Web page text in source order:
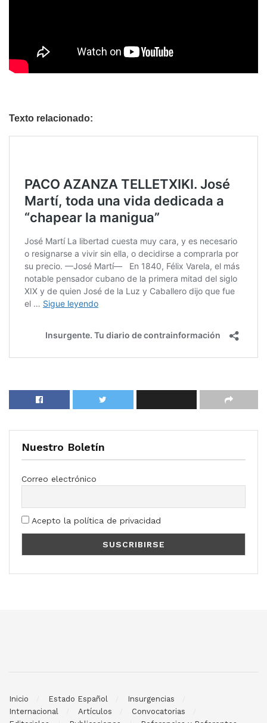
Texto relacionado:
Nuestro Boletín
Correo electrónico
Acepto la política de privacidad
Inicio Estado Español
Insurgencias
Internacional
Artículos
Convocatorias